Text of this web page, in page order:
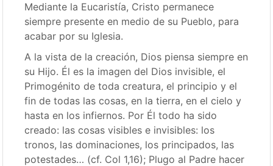
Mediante la Eucaristía, Cristo permanece
siempre presente en medio de su Pueblo, para
acabar por su Iglesia.
A la vista de la creación, Dios piensa siempre en
su Hijo. Él es la imagen del Dios invisible, el
Primogénito de toda creatura, el principio y el
fin de todas las cosas, en la tierra, en el cielo y
hasta en los infiernos. Por Él todo ha sido
creado: las cosas visibles e invisibles: los
tronos, las dominaciones, los principados, las
potestades… (cf. Col 1,16); Plugo al Padre hacer